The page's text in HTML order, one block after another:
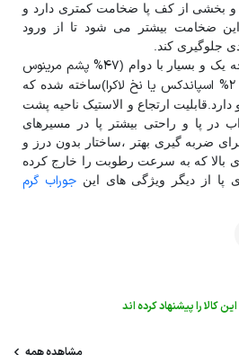
بخشی از کف پا ضخامت کمتری دارد و
ضخامت بیشتر می شود تا از ورود
جلوگیری کند.
یک و بسیار با دوام (
۴۷% پشم مرینوس
)ساخته شده که
دارد.قابلیت ارتجاع و الاستیک ناحیه پشت
در پا و راحتی بیشتر پا در مسیرهای
ضربه گیری بهتر ،ساختار بدون درز و
بالا که به سرعت رطوبت را خارج کرده
پا از دیگر ویژگی های اینجوراب گرم